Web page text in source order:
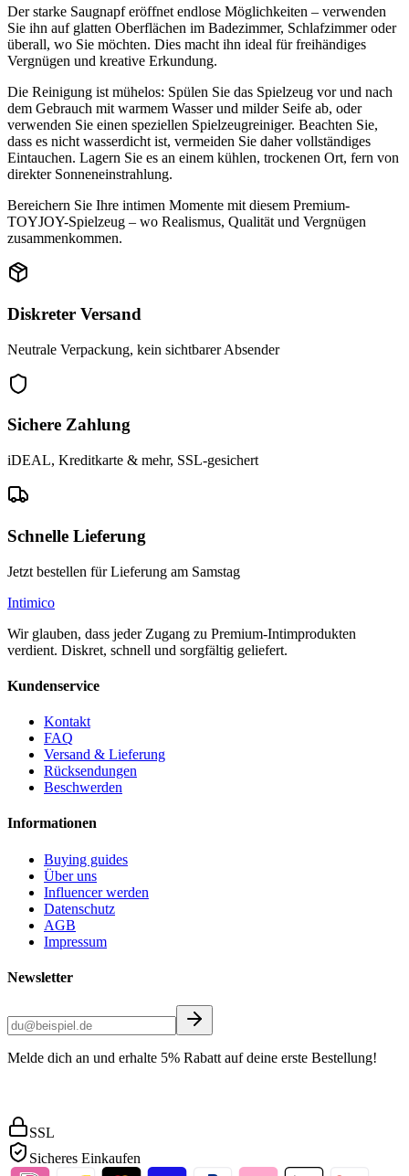
Der starke Saugnapf eröffnet endlose Möglichkeiten – verwenden
Sie ihn auf glatten Oberflächen im Badezimmer, Schlafzimmer oder
überall, wo Sie möchten. Dies macht ihn ideal für freihändiges
Vergnügen und kreative Erkundung.
Die Reinigung ist mühelos: Spülen Sie das Spielzeug vor und nach
dem Gebrauch mit warmem Wasser und milder Seife ab, oder
verwenden Sie einen speziellen Spielzeugreiniger. Beachten Sie,
dass es nicht wasserdicht ist, vermeiden Sie daher vollständiges
Eintauchen. Lagern Sie es an einem kühlen, trockenen Ort, fern von
direkter Sonneneinstrahlung.
Bereichern Sie Ihre intimen Momente mit diesem Premium-
TOYJOY-Spielzeug – wo Realismus, Qualität und Vergnügen
zusammenkommen.
Diskreter Versand
Neutrale Verpackung, kein sichtbarer Absender
Sichere Zahlung
iDEAL, Kreditkarte & mehr, SSL-gesichert
Schnelle Lieferung
Jetzt bestellen für Lieferung am Samstag
Intimico
Wir glauben, dass jeder Zugang zu Premium-Intimprodukten
verdient. Diskret, schnell und sorgfältig geliefert.
Kundenservice
Kontakt
FAQ
Versand & Lieferung
Rücksendungen
Beschwerden
Informationen
Buying guides
Über uns
Influencer werden
Datenschutz
AGB
Impressum
Newsletter
Melde dich an und erhalte 5% Rabatt auf deine erste Bestellung!
SSL
Sicheres Einkaufen